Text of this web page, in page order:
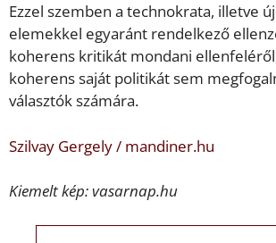
Ezzel szemben a technokrata, illetve
elemekkel egyaránt rendelkező
koherens kritikát mondani
koherens saját politikát sem
választók számára.
Szilvay Gergely / mandiner.hu
Kiemelt kép: vasarnap.hu